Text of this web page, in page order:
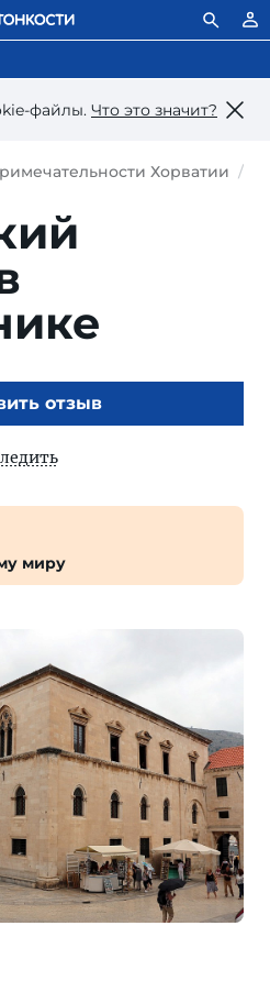
файлы. Что это значит?
Хорватии
отзыв
миру